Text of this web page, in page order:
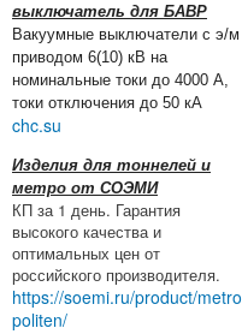
выключатель для БАВР
Вакуумные выключатели с э/м
приводом 6(10) кВ на
номинальные токи до 4000 А,
токи отключения до 50 кА
chc.su
Изделия для тоннелей и
метро от СОЭМИ
КП за 1 день. Гарантия
высокого качества и
оптимальных цен от
российского производителя.
https://soemi.ru/product/metro
politen/